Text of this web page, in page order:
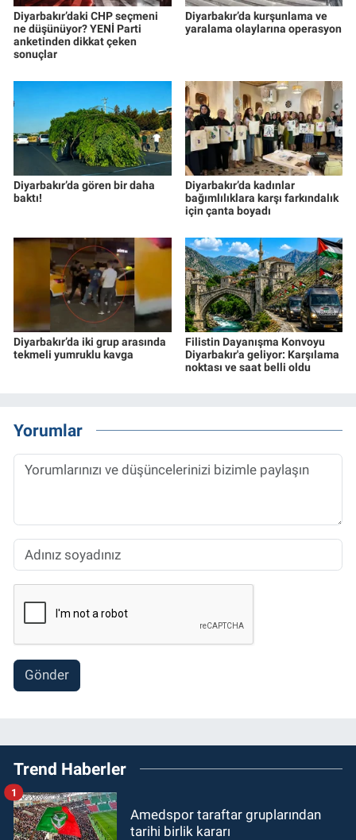
Diyarbakır’daki CHP seçmeni
ne düşünüyor? YENİ Parti
anketinden dikkat çeken
sonuçlar
Diyarbakır’da kurşunlama ve
yaralama olaylarına operasyon
Diyarbakır’da gören bir daha
baktı!
Diyarbakır’da kadınlar
bağımlılıklara karşı farkındalık
için çanta boyadı
Diyarbakır’da iki grup arasında
tekmeli yumruklu kavga
Filistin Dayanışma Konvoyu
Diyarbakır'a geliyor: Karşılama
noktası ve saat belli oldu
Yorumlar
Gönder
Trend Haberler
Amedspor taraftar gruplarından
tarihi birlik kararı
1